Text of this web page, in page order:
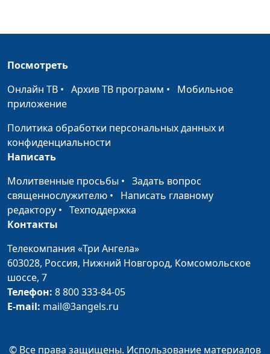
Сила страха
Закаменных, Егор Суслов
проверяй
Наталья Булатова,
Виртуальное
общение
Дмитрий Булатов,
Наталья Булатова,
Виктория Булатова,
Моббинг
Наталья Булатова,
Посмотреть
Онлайн ТВ • Архив ТВ программ • Мобильное
приложение
Политика обработки персональных данных и
конфиденциальности
Написать
Молитвенные просьбы • Задать вопрос
священнослужителю • Написать главному
редактору • Техподдержка
Контакты
Телекомпания «Три Ангела»
603028, Россия, Нижний Новгород, Комсомольское
шоссе, 7
Телефон: 8 800 333-84-05
E-mail: mail@3angels.ru
© Все права защищены. Использование материалов